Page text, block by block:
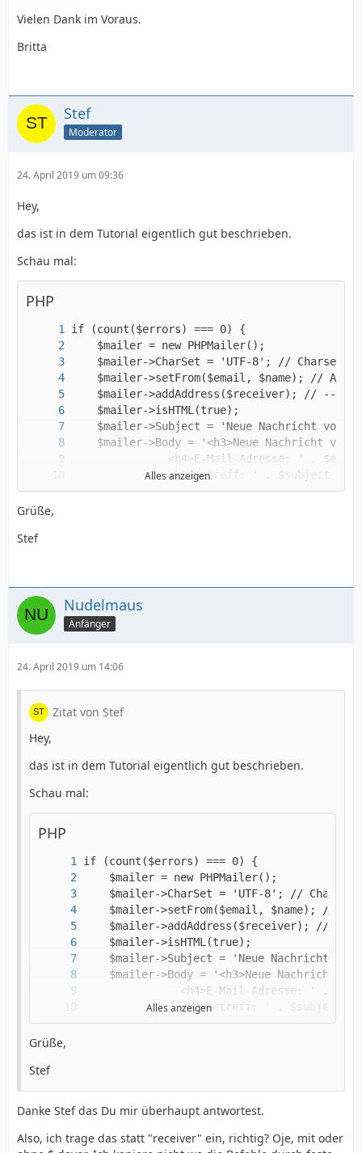
Vielen Dank im Voraus.
Britta
Stef
Moderator
24. April 2019 um 09:36
Hey,
das ist in dem Tutorial eigentlich gut beschrieben.
Schau mal:
PHP
Alles anzeigen
Grüße,
Stef
Nudelmaus
Anfänger
24. April 2019 um 14:06
Zitat von Stef
Hey,
das ist in dem Tutorial eigentlich gut beschrieben.
Schau mal:
PHP
Alles anzeigen
Grüße,
Stef
Danke Stef das Du mir überhaupt antwortest.
Also, ich trage das statt "receiver" ein, richtig? Oje, mit oder